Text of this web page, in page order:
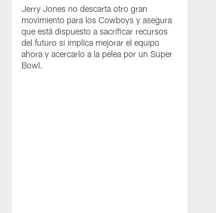
Jerry Jones no descarta otro gran
movimiento para los Cowboys y asegura
que está dispuesto a sacrificar recursos
del futuro si implica mejorar el equipo
ahora y acercarlo a la pelea por un Super
Bowl.